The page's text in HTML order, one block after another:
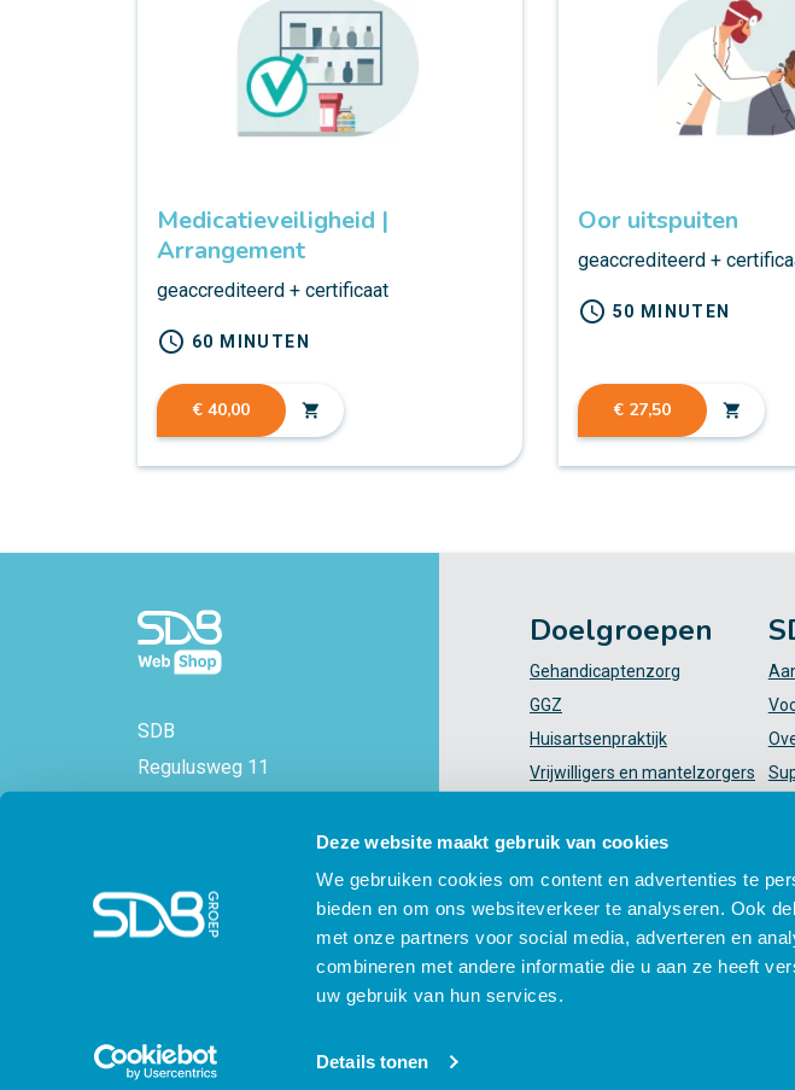
Deze website maakt gebruik van cookies
We gebruiken cookies om content en advertenties te
bieden en om ons websiteverkeer te analyseren. Ook
met onze partners voor social media, adverteren en
combineren met andere informatie die u aan ze heeft
uw gebruik van hun services.
Details tonen
Medicatieveiligheid |
Arrangement
geaccrediteerd + certificaat
schedule 60 MINUTEN
€ 40,00 shopping_cart
Oor uitspuiten
geaccrediteerd +
schedule 50 MINUTEN
€ 27,50 shopping_cart
SDB
Regulusweg 11
KVK-nummer: 71577521
Doelgroepen
Gehandicaptenzorg
GGZ
Huisartsenpraktijk
Vrijwilligers en mantelzorgers
Ziekenhuis
Helpende (plus)
© SDB 2026 - SDB Webshop - voor en door zorgprofessionals